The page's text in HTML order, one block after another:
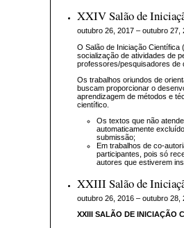
XXIV Salão de
outubro 26, 2017 – outubro 27,
O Salão de Iniciação Científica
socialização de atividades de
professores/pesquisadores de
Os trabalhos oriundos de
buscam proporcionar o
aprendizagem de métodos e
científico.
Os textos que não
automaticamente
submissão;
Em trabalhos de co-
participantes, pois só
autores que estiverem
XXIII Salão de
outubro 26, 2016 – outubro 28,
XXIII SALÃO DE INICIAÇÃO